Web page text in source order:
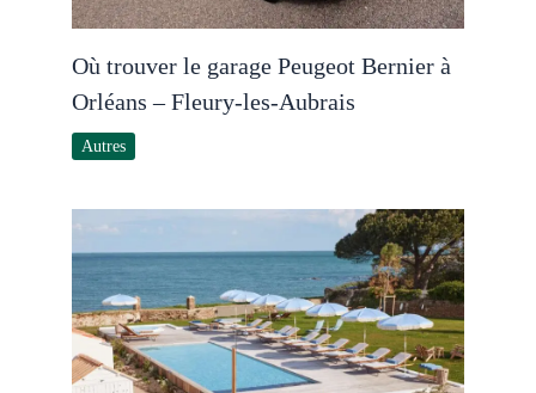
Où trouver le garage Peugeot Bernier à
Orléans – Fleury-les-Aubrais
Autres